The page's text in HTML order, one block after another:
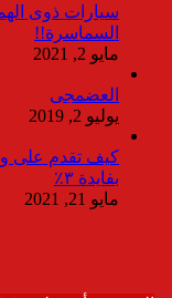
سيارات ذوى
السماسرة!!
مايو 2, 2021
العضمجى
يوليو 2, 2019
كيف تقدم على
بفايدة ٣٪
مايو 21, 2021